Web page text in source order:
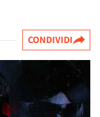
CONDIVIDI